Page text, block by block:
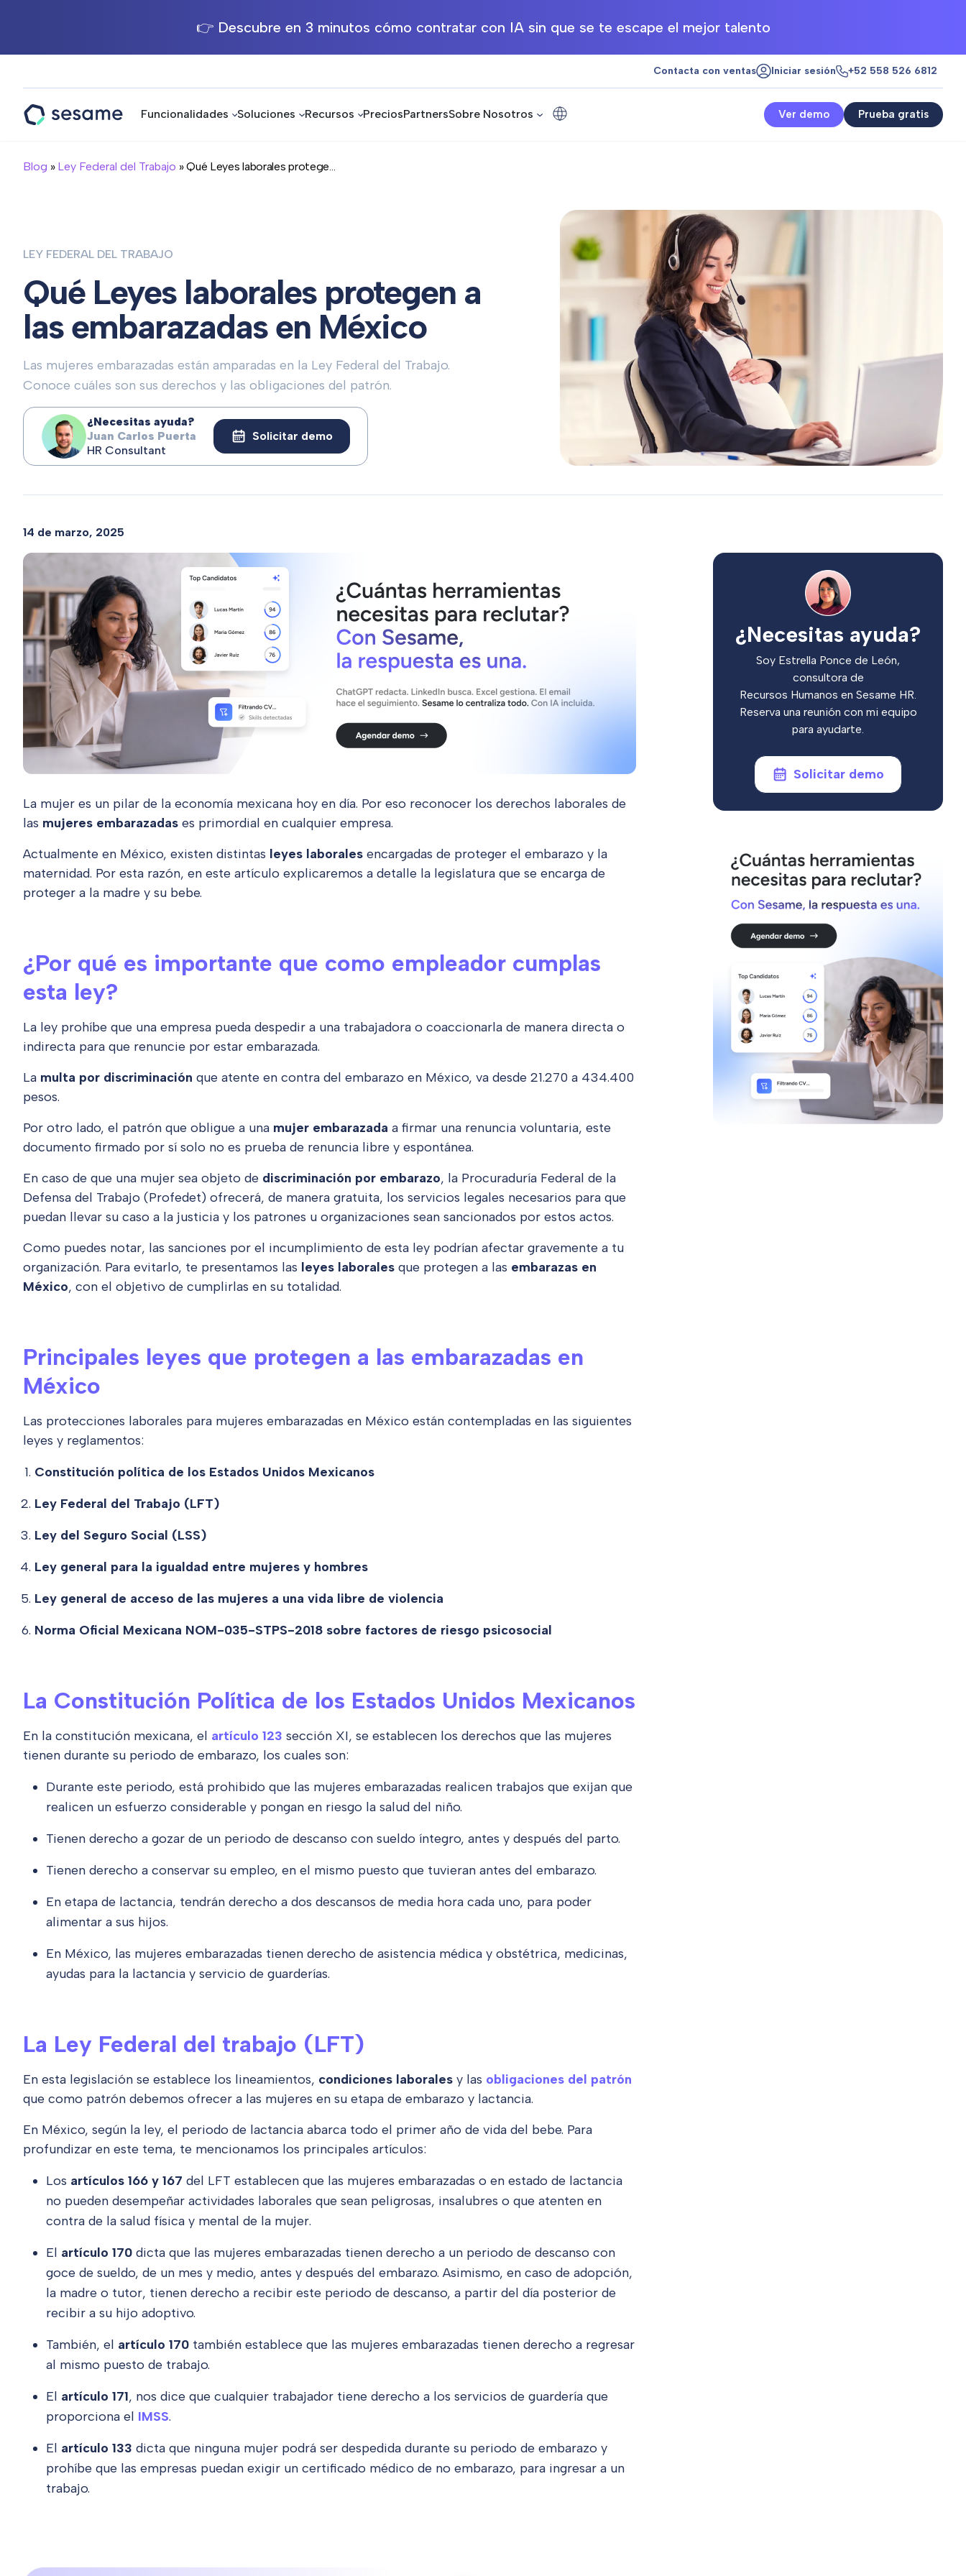
👉 Descubre en 3 minutos cómo contratar con IA sin que se te escape el mejor talento
Contacta con ventas Iniciar sesión +52 558 526 6812
Funcionalidades Soluciones Recursos PreciosPartnersSobre Nosotros Prueba gratis
Ver demo
Blog » Ley Federal del Trabajo » Qué Leyes laborales protege...
LEY FEDERAL DEL TRABAJO
Qué Leyes laborales protegen a
las embarazadas en México
Las mujeres embarazadas están amparadas en la Ley Federal del Trabajo.
Conoce cuáles son sus derechos y las obligaciones del patrón.
¿Necesitas ayuda?
Juan Carlos Puerta
HR Consultant
Solicitar demo
14 de marzo, 2025
La mujer es un pilar de la economía mexicana hoy en día. Por eso reconocer los derechos laborales de
las mujeres embarazadas es primordial en cualquier empresa.
Actualmente en México, existen distintas leyes laborales encargadas de proteger el embarazo y la
maternidad. Por esta razón, en este artículo explicaremos a detalle la legislatura que se encarga de
proteger a la madre y su bebe.
¿Por qué es importante que como empleador cumplas
esta ley?
La ley prohíbe que una empresa pueda despedir a una trabajadora o coaccionarla de manera directa o
indirecta para que renuncie por estar embarazada.
La multa por discriminación que atente en contra del embarazo en México, va desde 21.270 a 434.400
pesos.
Por otro lado, el patrón que obligue a una mujer embarazada a firmar una renuncia voluntaria, este
documento firmado por sí solo no es prueba de renuncia libre y espontánea.
En caso de que una mujer sea objeto de discriminación por embarazo, la Procuraduría Federal de la
Defensa del Trabajo (Profedet) ofrecerá, de manera gratuita, los servicios legales necesarios para que
puedan llevar su caso a la justicia y los patrones u organizaciones sean sancionados por estos actos.
Como puedes notar, las sanciones por el incumplimiento de esta ley podrían afectar gravemente a tu
organización. Para evitarlo, te presentamos las leyes laborales que protegen a las embarazas en
México, con el objetivo de cumplirlas en su totalidad.
Principales leyes que protegen a las embarazadas en
México
Las protecciones laborales para mujeres embarazadas en México están contempladas en las siguientes
leyes y reglamentos:
Constitución política de los Estados Unidos Mexicanos
Ley Federal del Trabajo (LFT)
Ley del Seguro Social (LSS)
Ley general para la igualdad entre mujeres y hombres
Ley general de acceso de las mujeres a una vida libre de violencia
Norma Oficial Mexicana NOM-035-STPS-2018 sobre factores de riesgo psicosocial
La Constitución Política de los Estados Unidos Mexicanos
En la constitución mexicana, el artículo 123 sección XI, se establecen los derechos que las mujeres
tienen durante su periodo de embarazo, los cuales son:
Durante este periodo, está prohibido que las mujeres embarazadas realicen trabajos que exijan que
realicen un esfuerzo considerable y pongan en riesgo la salud del niño.
Tienen derecho a gozar de un periodo de descanso con sueldo íntegro, antes y después del parto.
Tienen derecho a conservar su empleo, en el mismo puesto que tuvieran antes del embarazo.
En etapa de lactancia, tendrán derecho a dos descansos de media hora cada uno, para poder
alimentar a sus hijos.
En México, las mujeres embarazadas tienen derecho de asistencia médica y obstétrica, medicinas,
ayudas para la lactancia y servicio de guarderías.
La Ley Federal del trabajo (LFT)
En esta legislación se establece los lineamientos, condiciones laborales y las obligaciones del patrón
que como patrón debemos ofrecer a las mujeres en su etapa de embarazo y lactancia.
En México, según la ley, el periodo de lactancia abarca todo el primer año de vida del bebe. Para
profundizar en este tema, te mencionamos los principales artículos:
Los artículos 166 y 167 del LFT establecen que las mujeres embarazadas o en estado de lactancia
no pueden desempeñar actividades laborales que sean peligrosas, insalubres o que atenten en
contra de la salud física y mental de la mujer.
El artículo 170 dicta que las mujeres embarazadas tienen derecho a un periodo de descanso con
goce de sueldo, de un mes y medio, antes y después del embarazo. Asimismo, en caso de adopción,
la madre o tutor, tienen derecho a recibir este periodo de descanso, a partir del día posterior de
recibir a su hijo adoptivo.
También, el artículo 170 también establece que las mujeres embarazadas tienen derecho a regresar
al mismo puesto de trabajo.
El artículo 171, nos dice que cualquier trabajador tiene derecho a los servicios de guardería que
proporciona el IMSS.
El artículo 133 dicta que ninguna mujer podrá ser despedida durante su periodo de embarazo y
prohíbe que las empresas puedan exigir un certificado médico de no embarazo, para ingresar a un
trabajo.
¿Necesitas ayuda?
Soy Estrella Ponce de León,
consultora de
Recursos Humanos en Sesame HR.
Reserva una reunión con mi equipo
para ayudarte.
Solicitar demo